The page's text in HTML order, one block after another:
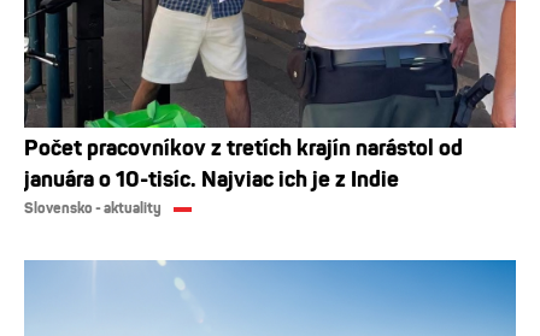
Počet pracovníkov z tretích krajín narástol od
januára o 10-tisíc. Najviac ich je z Indie
Slovensko - aktuality